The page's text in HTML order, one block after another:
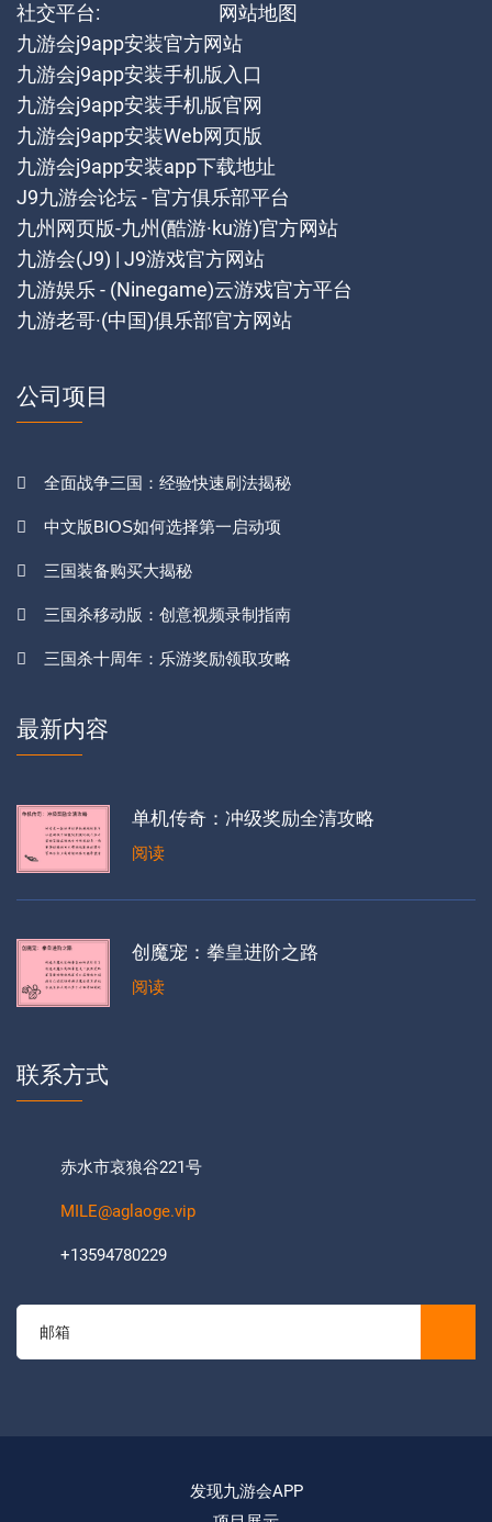
社交平台:
网站地图
九游会j9app安装官方网站
九游会j9app安装手机版入口
九游会j9app安装手机版官网
九游会j9app安装Web网页版
九游会j9app安装app下载地址
J9九游会论坛 - 官方俱乐部平台
九州网页版-九州(酷游·ku游)官方网站
九游会(J9) | J9游戏官方网站
九游娱乐 - (Ninegame)云游戏官方平台
九游老哥·(中国)俱乐部官方网站
公司项目
全面战争三国：经验快速刷法揭秘
中文版BIOS如何选择第一启动项
三国装备购买大揭秘
三国杀移动版：创意视频录制指南
三国杀十周年：乐游奖励领取攻略
最新内容
单机传奇：冲级奖励全清攻略
阅读
创魔宠：拳皇进阶之路
阅读
联系方式
赤水市哀狼谷221号
MILE@aglaoge.vip
+13594780229
发现九游会APP